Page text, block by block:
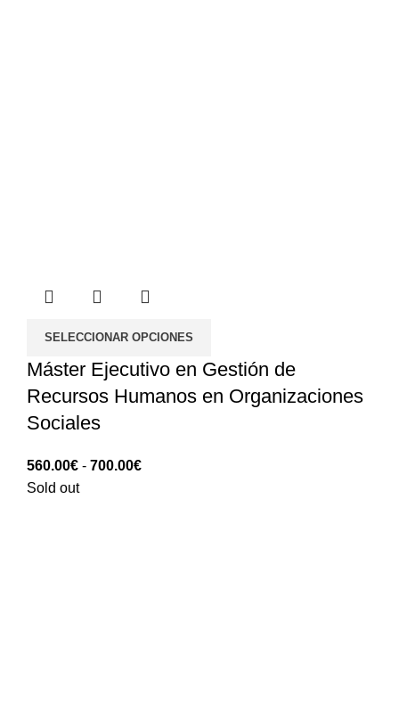
SELECCIONAR OPCIONES
Máster Ejecutivo en Gestión de
Recursos Humanos en Organizaciones
Sociales
560.00€ - 700.00€Rango
Sold out